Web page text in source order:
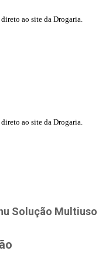
ao site da Drogaria.
ao site da Drogaria.
Solução Multiuso